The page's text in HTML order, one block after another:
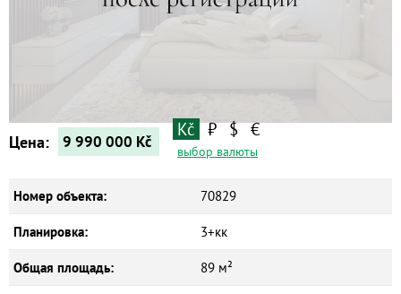
Новостройки
Цена: 9 990 000 Kč
Kč ₽ $ €
выбор валюты
Номер объекта: 70829
Планировка: 3+кк
Общая площадь: 89 м²